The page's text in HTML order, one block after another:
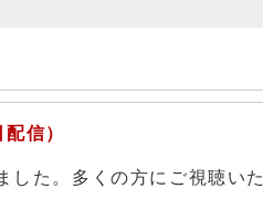
信）
た。多くの方にご視聴いた